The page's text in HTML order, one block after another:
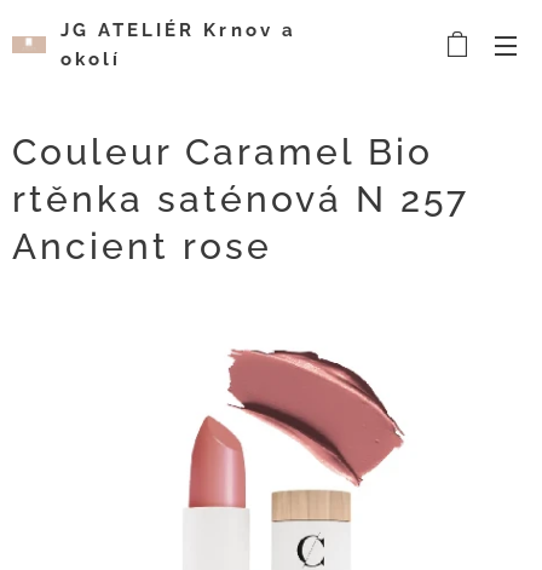
JG ATELIÉR Krnov a
okolí
Couleur Caramel Bio
rtěnka saténová N 257
Ancient rose